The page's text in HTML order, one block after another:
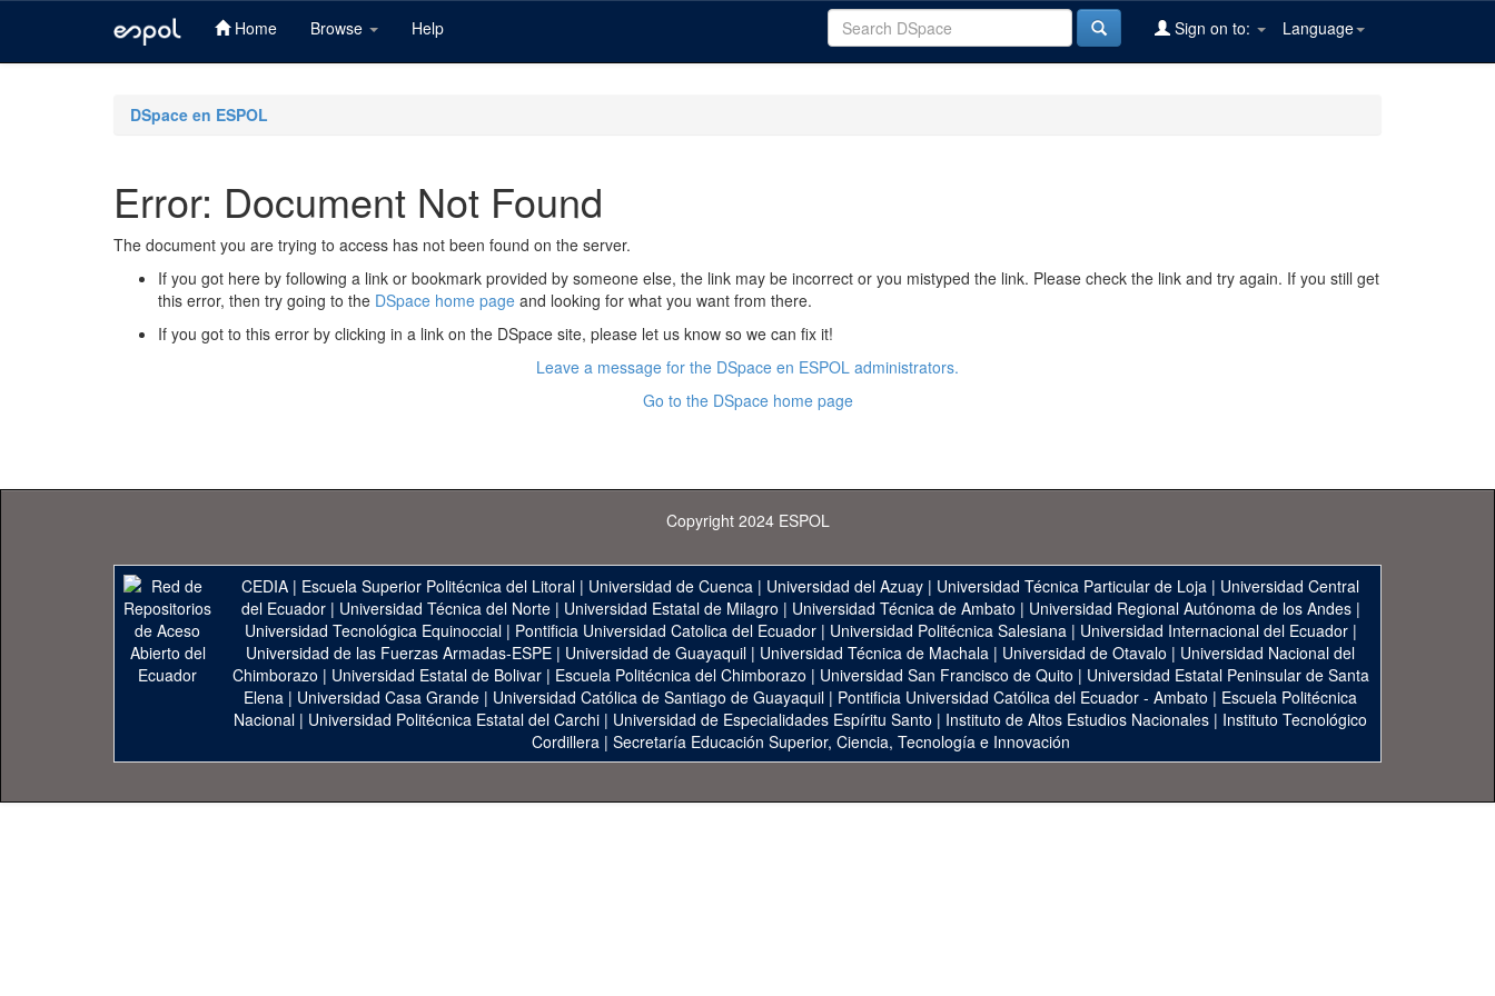
Home Browse Help Language
Sign on to:
DSpace en ESPOL
Error: Document Not Found
The document you are trying to access has not been found on the server.
If you got here by following a link or bookmark provided by someone else, the link may be incorrect or you mistyped the link. Please check the link and try again. If you still get
this error, then try going to the DSpace home page and looking for what you want from there.
If you got to this error by clicking in a link on the DSpace site, please let us know so we can fix it!
Leave a message for the DSpace en ESPOL administrators.
Go to the DSpace home page
Copyright 2024 ESPOL
CEDIA | Escuela Superior Politécnica del Litoral | Universidad de Cuenca | Universidad del Azuay | Universidad Técnica Particular de Loja | Universidad Central
del Ecuador| Universidad Técnica del Norte| Universidad Estatal de Milagro | Universidad Técnica de Ambato | Universidad Regional Autónoma de los Andes|
Universidad Tecnológica Equinoccial| Pontificia Universidad Catolica del Ecuador| Universidad Politécnica Salesiana| Universidad Internacional del Ecuador|
Universidad de las Fuerzas Armadas-ESPE | Universidad de Guayaquil | Universidad Técnica de Machala | Universidad de Otavalo | Universidad Nacional del
Chimborazo | Universidad Estatal de Bolivar| Escuela Politécnica del Chimborazo | Universidad San Francisco de Quito | Universidad Estatal Peninsular de Santa
Elena | Universidad Casa Grande | Universidad Católica de Santiago de Guayaquil | Pontificia Universidad Católica del Ecuador - Ambato | Escuela Politécnica
Nacional | Universidad Politécnica Estatal del Carchi | Universidad de Especialidades Espíritu Santo | Instituto de Altos Estudios Nacionales | Instituto Tecnológico
Cordillera| Secretaría Educación Superior, Ciencia, Tecnología e Innovación